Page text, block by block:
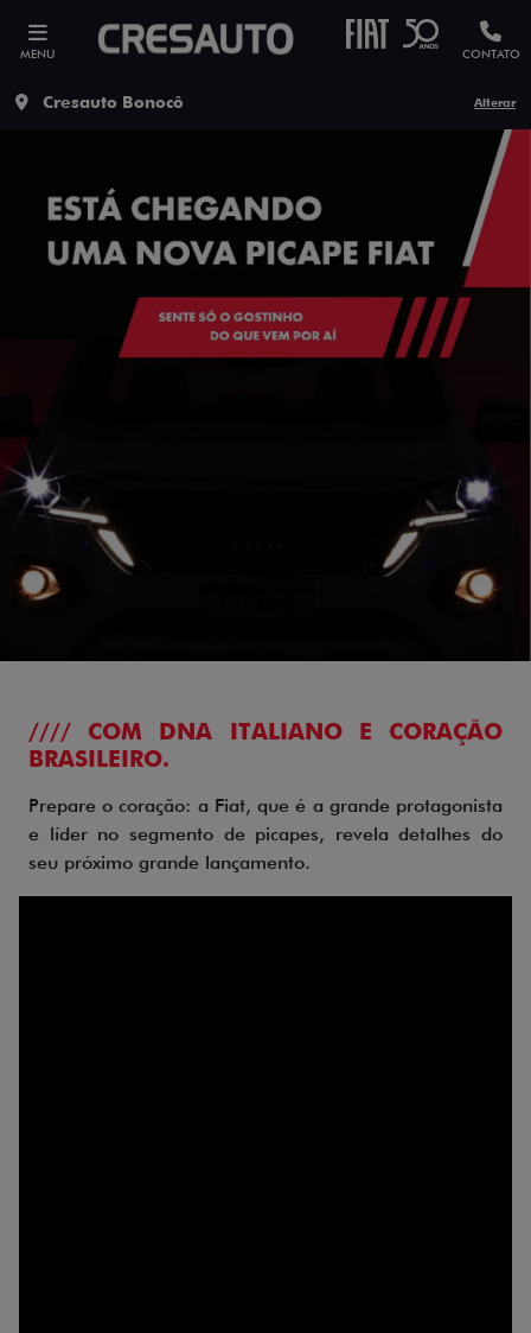
MENU CONTATO
Cresauto Bonocô Alterar
//// COM DNA ITALIANO E CORAÇÃO
BRASILEIRO.
Prepare o coração: a Fiat, que é a grande protagonista
e líder no segmento de picapes, revela detalhes do
seu próximo grande lançamento.